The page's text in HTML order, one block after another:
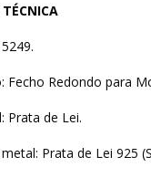
TÉCNICA
Fecho Redondo para
Prata de Lei.
Prata de Lei 925